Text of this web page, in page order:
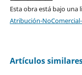
Esta obra está bajo una
Atribución-
Artículos